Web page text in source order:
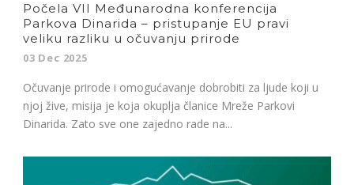
Počela VII Međunarodna konferencija
Parkova Dinarida – pristupanje EU pravi
veliku razliku u očuvanju prirode
03 Dec 2025
Očuvanje prirode i omogućavanje dobrobiti za ljude koji u
njoj žive, misija je koja okuplja članice Mreže Parkovi
Dinarida. Zato sve one zajedno rade na...